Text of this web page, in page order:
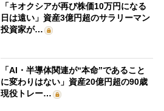
「キオクシアが再び株価10万円になる
日は遠い」資産3億円超のサラリーマン
投資家が…
「AI・半導体関連が“本命”であること
に変わりはない」資産20億円超の90歳
現役トレー…